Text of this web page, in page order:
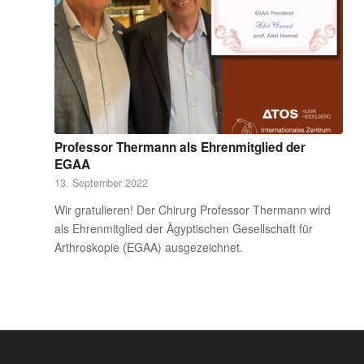
Professor Thermann als Ehrenmitglied der
EGAA
13. September 2022
Wir gratulieren! Der Chirurg Professor Thermann wird
als Ehrenmitglied der Ägyptischen Gesellschaft für
Arthroskopie (EGAA) ausgezeichnet.